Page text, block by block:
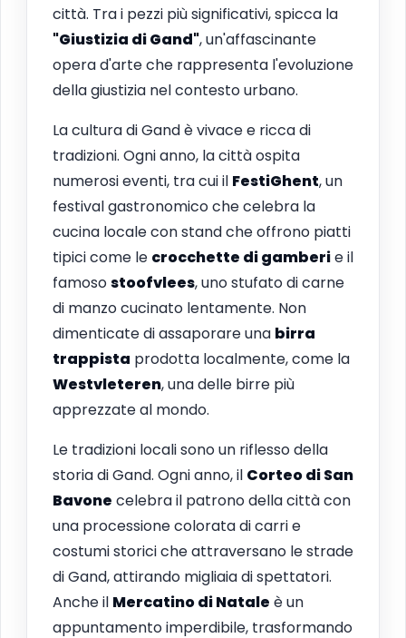
città. Tra i pezzi più significativi, spicca la
"Giustizia di Gand", un'affascinante
opera d'arte che rappresenta l'evoluzione
della giustizia nel contesto urbano.
La cultura di Gand è vivace e ricca di
tradizioni. Ogni anno, la città ospita
numerosi eventi, tra cui il FestiGhent, un
festival gastronomico che celebra la
cucina locale con stand che offrono piatti
tipici come le crocchette di gamberie il
famosostoofvlees, uno stufato di carne
di manzo cucinato lentamente. Non
dimenticate di assaporare una birra
trappista prodotta localmente, come la
Westvleteren, una delle birre più
apprezzate al mondo.
Le tradizioni locali sono un riflesso della
storia di Gand. Ogni anno, il Corteo di San
Bavone celebra il patrono della città con
una processione colorata di carri e
costumi storici che attraversano le strade
di Gand, attirando migliaia di spettatori.
Anche il Mercatino di Natale è un
appuntamento imperdibile, trasformando